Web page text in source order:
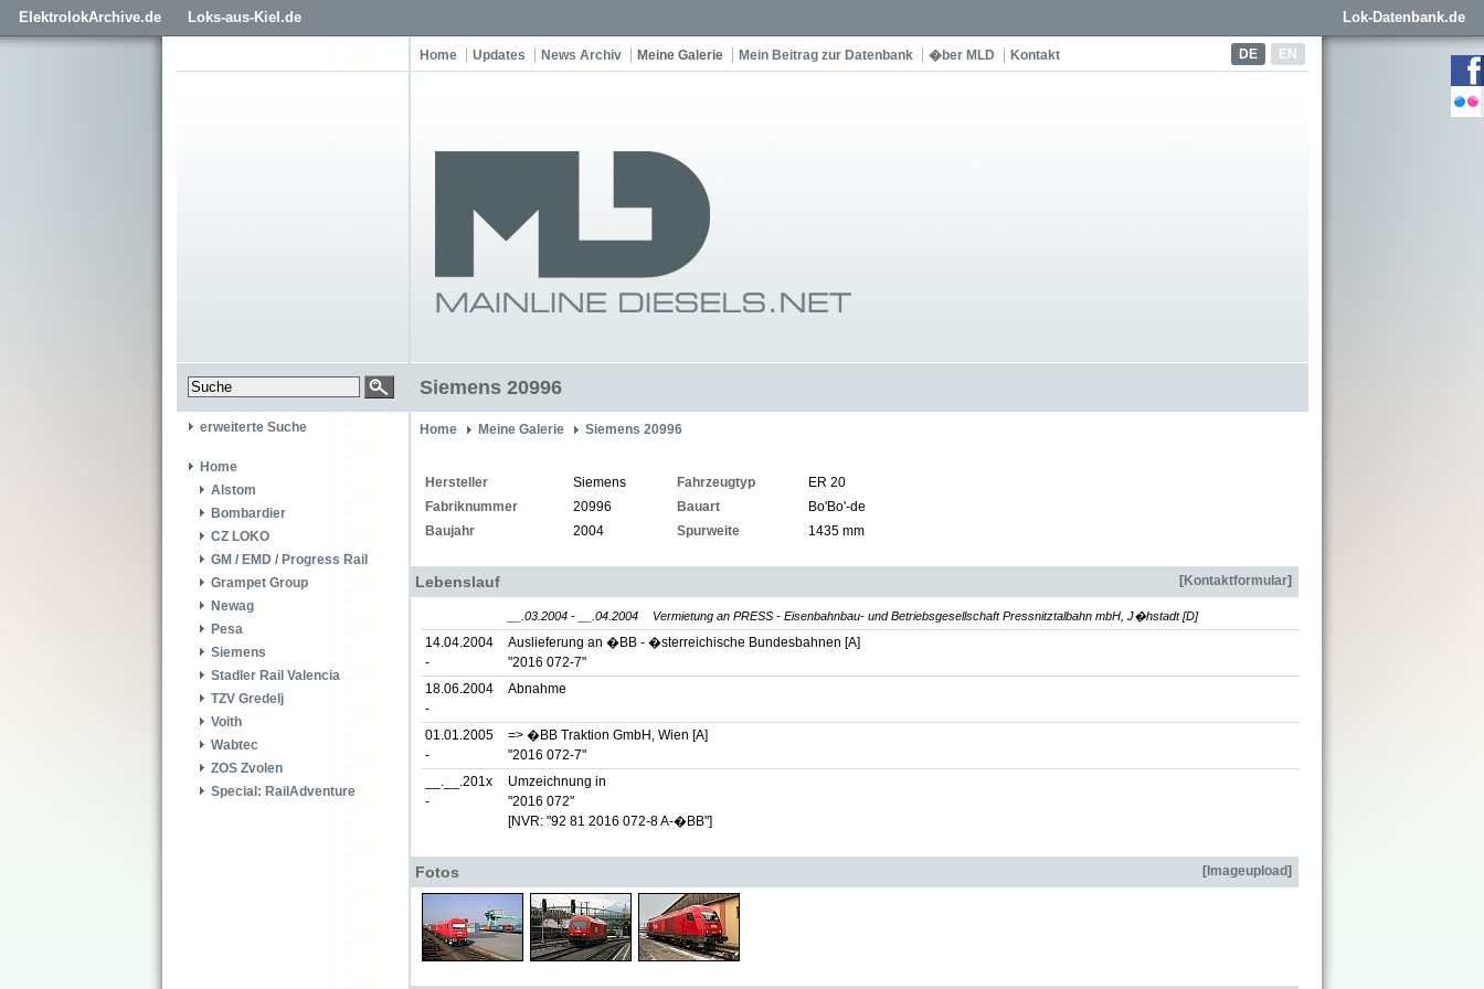
ElektrolokArchive.de Loks-aus-Kiel.de Lok-Datenbank.de
DE EN
Home Updates News Archiv Meine Galerie Mein Beitrag zur Datenbank �ber MLD Kontakt
Siemens 20996
erweiterte Suche
Home
Alstom
Bombardier
CZ LOKO
GM / EMD / Progress Rail
Grampet Group
Newag
Pesa
Siemens
Stadler Rail Valencia
TZV Gredelj
Voith
Wabtec
ZOS Zvolen
Special: RailAdventure
Home Meine Galerie Siemens 20996
Hersteller Siemens Fahrzeugtyp
ER 20
Fabriknummer
20996 Bauart
Bo'Bo'-de
Baujahr
2004 Spurweite 1435 mm
Lebenslauf [Kontaktformular]
__.03.2004 - __.04.2004 Vermietung an PRESS - Eisenbahnbau- und Betriebsgesellschaft Pressnitztalbahn mbH, J�hstadt [D]
14.04.2004
-
Auslieferung an �BB - �sterreichische Bundesbahnen [A]
"2016 072-7"
18.06.2004
-
Abnahme
01.01.2005
-
=> �BB Traktion GmbH, Wien [A]
"2016 072-7"
__.__.201x
-
Umzeichnung in
"2016 072"
[NVR: "92 81 2016 072-8 A-�BB"]
Fotos [ Imageupload]